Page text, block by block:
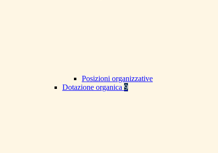
Posizioni organizzative
Dotazione organica 9